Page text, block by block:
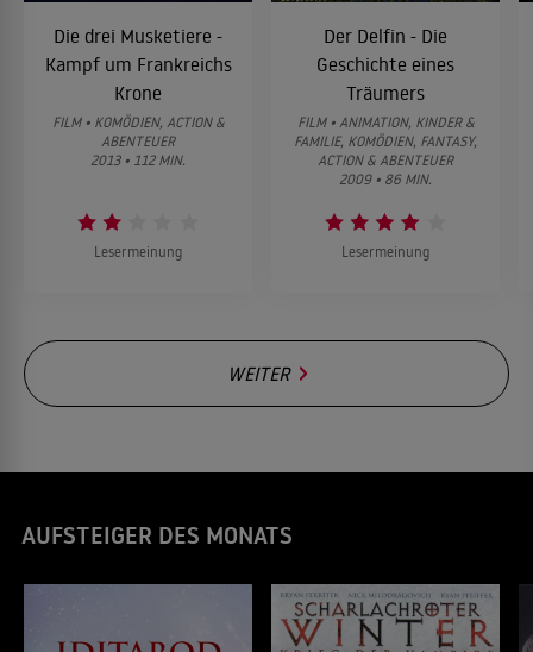
Die drei Musketiere -
Kampf um Frankreichs
Krone
FILM • KOMÖDIEN, ACTION &
ABENTEUER
2013 • 112 MIN.
Lesermeinung
Der Delfin - Die
Geschichte eines
Träumers
FILM • ANIMATION, KINDER &
FAMILIE, KOMÖDIEN, FANTASY,
ACTION & ABENTEUER
2009 • 86 MIN.
Lesermeinung
WEITER
AUFSTEIGER DES MONATS